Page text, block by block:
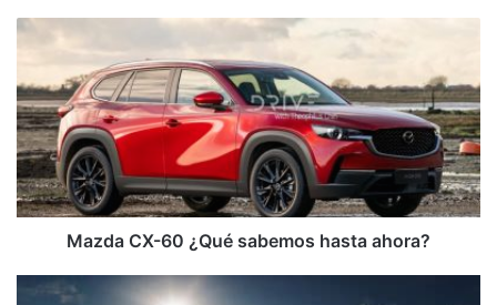
Mazda
¿Qué
sabemos
hasta
ahora?
Mazda CX-60 ¿Qué sabemos hasta ahora?
MG